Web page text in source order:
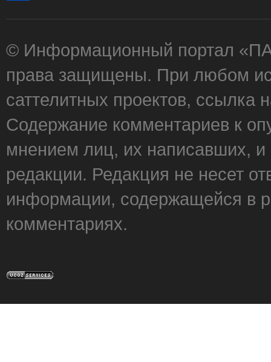
© Информационный портал
права защищены. При любом
саттелитных проектов,
Содержание комментариев к
мнением лиц, их написавших,
редакции. Редакция не несет
информации, содержащейся в
комментариях.